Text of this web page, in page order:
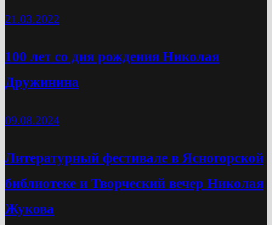
21.03.2022
100 лет со дня рождения Николая
Дружинина
09.08.2024
Литературный фестивале в Ясногорской
библиотеке и Творческий вечер Николая
Жукова